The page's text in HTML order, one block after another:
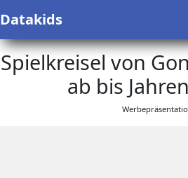
Datakids
Spielkreisel von
ab bis